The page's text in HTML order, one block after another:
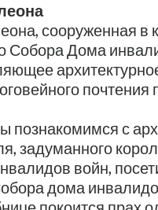
сооруженная в
Собора Дома
почтения
познакомимся с
задуманного
войн,
дома